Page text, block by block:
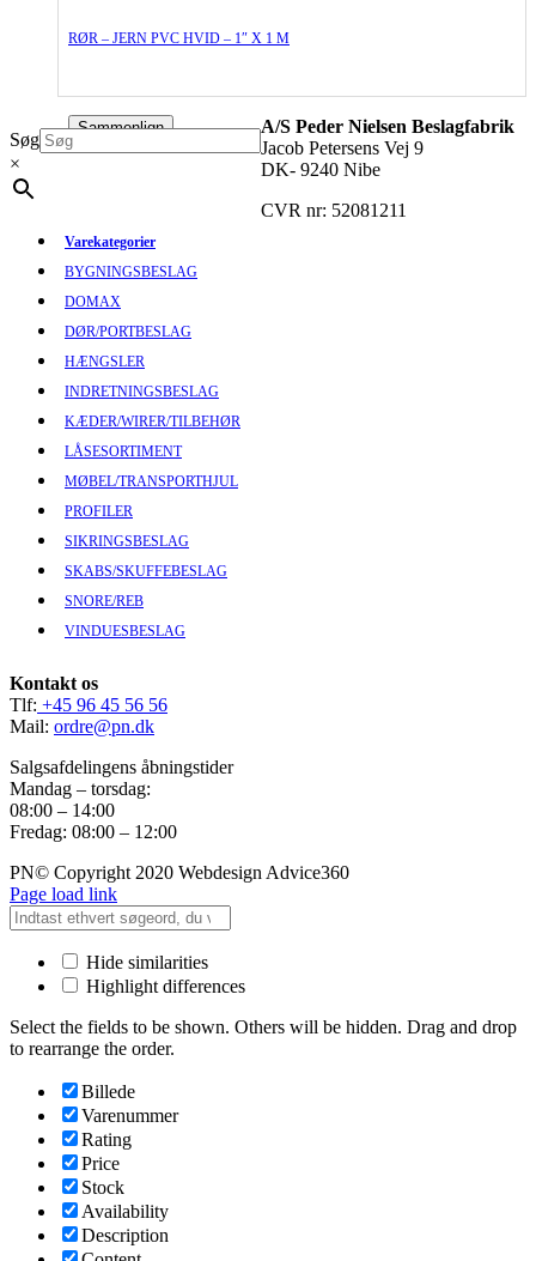
RØR – JERN PVC HVID – 1″ X 1 M
Sammenlign
Søg
×
Varekategorier
BYGNINGSBESLAG
DOMAX
DØR/PORTBESLAG
HÆNGSLER
INDRETNINGSBESLAG
KÆDER/WIRER/TILBEHØR
LÅSESORTIMENT
MØBEL/TRANSPORTHJUL
PROFILER
SIKRINGSBESLAG
SKABS/SKUFFEBESLAG
SNORE/REB
VINDUESBESLAG
A/S Peder Nielsen Beslagfabrik
Jacob Petersens Vej 9
DK- 9240 Nibe
CVR nr: 52081211
Kontakt os
Tlf: +45 96 45 56 56
Mail: ordre@pn.dk
Salgsafdelingens åbningstider
Mandag – torsdag:
08:00 – 14:00
Fredag: 08:00 – 12:00
PN© Copyright 2020 Webdesign Advice360
Page load link
Hide similarities
Highlight differences
Select the fields to be shown. Others will be hidden. Drag and drop
to rearrange the order.
Billede
Varenummer
Rating
Price
Stock
Availability
Description